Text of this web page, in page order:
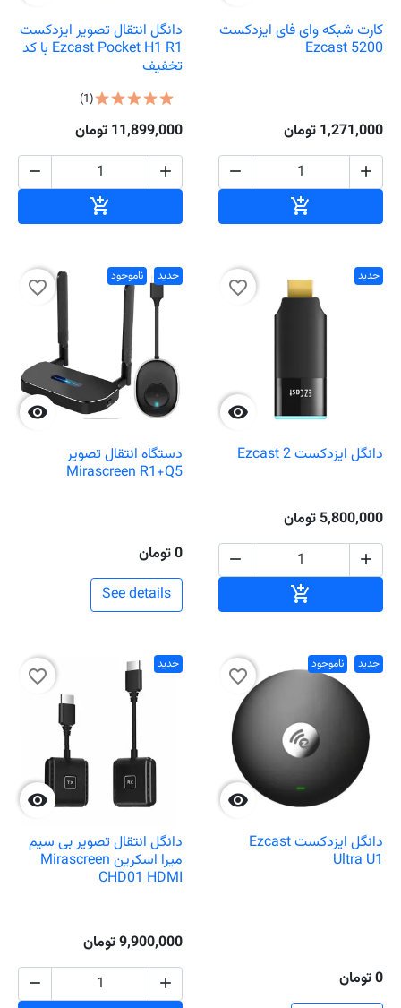
کارت شبکه وای فای ایزدکست
Ezcast 5200
1,271,000 تومان



دانگل انتقال تصویر ایزدکست
Ezcast Pocket H1 R1 با کد
تخفیف
(1)
11,899,000 تومان



جدید

favorite_border
دانگل ایزدکست Ezcast 2
5,800,000 تومان



جدید ناموجود

favorite_border
دستگاه انتقال تصویر
Mirascreen R1+Q5
0 تومان
See details
جدید ناموجود

favorite_border
دانگل ایزدکست Ezcast
Ultra U1
0 تومان
جدید

favorite_border
دانگل انتقال تصویر بی سیم
میرا اسکرین Mirascreen
CHD01 HDMI
9,900,000 تومان

